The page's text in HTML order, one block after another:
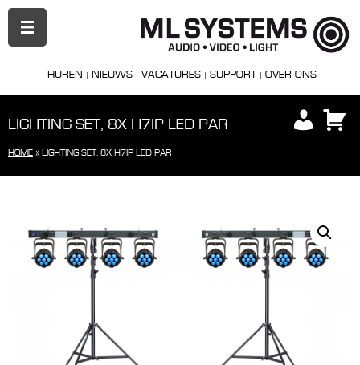
HUREN NIEUWS VACATURES SUPPORT OVER ONS
PRIMAIR
MENU
LIGHTING SET, 8X H7IP LED PAR
HOME » LIGHTING SET, 8X H7IP LED PAR